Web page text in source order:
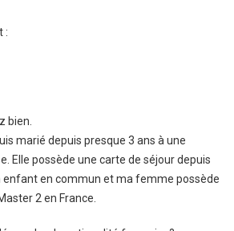
:
bien.
marié depuis presque 3 ans à une
Elle possède une carte de séjour depuis
enfant en commun et ma femme possède
2 en France.